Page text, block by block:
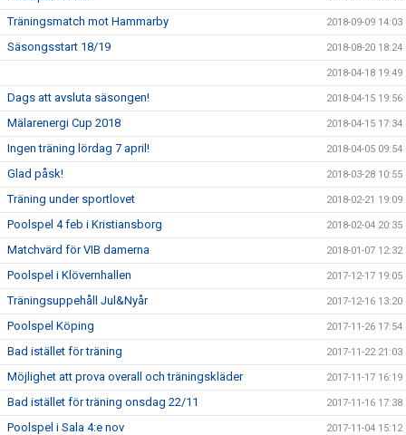
Träningsmatch mot Hammarby 2018-09-09 14:03
Säsongsstart 18/19 2018-08-20 18:24
2018-04-18 19:49
Dags att avsluta säsongen! 2018-04-15 19:56
Mälarenergi Cup 2018 2018-04-15 17:34
Ingen träning lördag 7 april! 2018-04-05 09:54
Glad påsk! 2018-03-28 10:55
Träning under sportlovet 2018-02-21 19:09
Poolspel 4 feb i Kristiansborg 2018-02-04 20:35
Matchvärd för VIB damerna 2018-01-07 12:32
Poolspel i Klövernhallen 2017-12-17 19:05
Träningsuppehåll Jul&Nyår 2017-12-16 13:20
Poolspel Köping 2017-11-26 17:54
Bad istället för träning 2017-11-22 21:03
Möjlighet att prova overall och träningskläder 2017-11-17 16:19
Bad istället för träning onsdag 22/11 2017-11-16 17:38
Poolspel i Sala 4:e nov 2017-11-04 15:12